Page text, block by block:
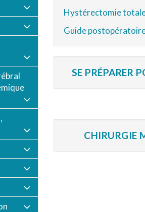
Hystérectomie
Guide
SE PRÉPARER
CHIRURGIE